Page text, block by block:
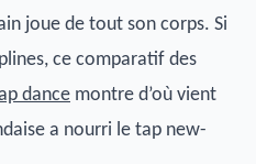
joue de tout son corps. Si
ce comparatif des
dance montre d’où vient
a nourri le tap new-